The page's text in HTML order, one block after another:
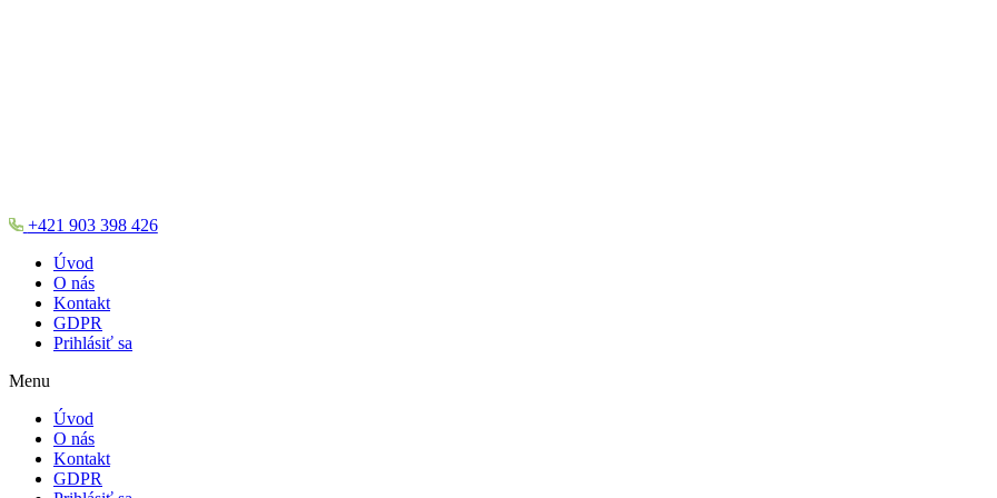
+421 903 398 426
Úvod
O nás
Kontakt
GDPR
Prihlásiť sa
Menu
Úvod
O nás
Kontakt
GDPR